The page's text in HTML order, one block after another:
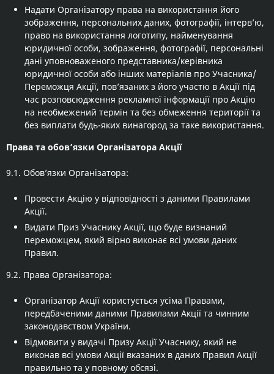
Надати Організатору права на використання його
зображення, персональних даних, фотографії, інтерв’ю,
право на використання логотипу, найменування
юридичної особи, зображення, фотографії, персональні
дані уповноваженого представника/керівника
юридичної особи або інших матеріалів про Учасника/
Переможця Акції, пов’язаних з його участю в Акції під
час розповсюдження рекламної інформації про Акцію
на необмежений термін та без обмеження території та
без виплати будь-яких винагород за таке використання.
Права та обов’язки Організатора Акції
9.1. Обов’язки Організатора:
Провести Акцію у відповідності з даними Правилами
Акції.
Видати Приз Учаснику Акції, що буде визнаний
переможцем, який вірно виконає всі умови даних
Правил.
9.2. Права Організатора:
Організатор Акції користується усіма Правами,
передбаченими даними Правилами Акції та чинним
законодавством України.
Відмовити у видачі Призу Акції Учаснику, який не
виконав всі умови Акції вказаних в даних Правил Акції
правильно та у повному обсязі.